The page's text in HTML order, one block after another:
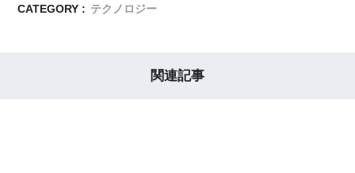
CATEGORY : テクノロジー
関連記事